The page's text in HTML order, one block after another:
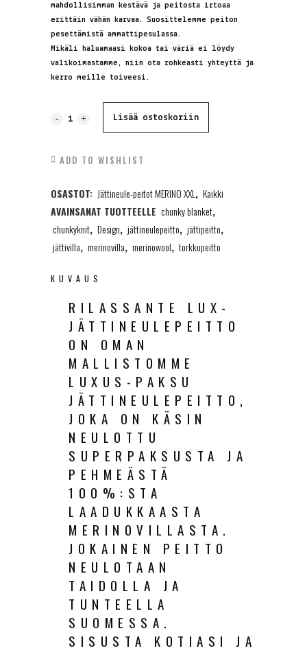
mahdollisimman kestävä ja peitosta irtoaa
erittäin vähän karvaa. Suosittelemme peiton
pesettämistä ammattipesulassa.
Mikäli haluamaasi kokoa tai väriä ei löydy
valikoimastamme, niin ota rohkeasti yhteyttä ja
kerro meille toiveesi.
Jättineulepeitto,
XXL,
vaaleanharmaa,
80x110cm
quantity
Lisää ostoskoriin
ADD TO WISHLIST
OSASTOT: Jättineule-peitot MERINO XXL, Kaikki
AVAINSANAT TUOTTEELLE chunky blanket,
chunkyknit, Design, jättineulepeitto, jättipeitto,
jättivilla, merinovilla, merinowool, torkkupeitto
KUVAUS
RILASSANTE LUX-
JÄTTINEULEPEITTO
ON OMAN
MALLISTOMME
LUXUS-PAKSU
JÄTTINEULEPEITTO,
JOKA ON KÄSIN
NEULOTTU
SUPERPAKSUSTA JA
PEHMEÄSTÄ
100%:STA
LAADUKKAASTA
MERINOVILLASTA.
JOKAINEN PEITTO
NEULOTAAN
TAIDOLLA JA
TUNTEELLA
SUOMESSA.
SISUSTA KOTIASI JA